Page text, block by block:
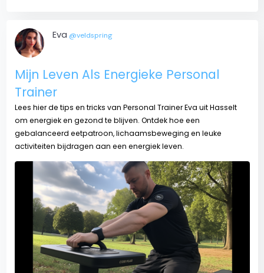
Eva @veldspring
Mijn Leven Als Energieke Personal
Trainer
Lees hier de tips en tricks van Personal Trainer Eva uit Hasselt
om energiek en gezond te blijven. Ontdek hoe een
gebalanceerd eetpatroon, lichaamsbeweging en leuke
activiteiten bijdragen aan een energiek leven.